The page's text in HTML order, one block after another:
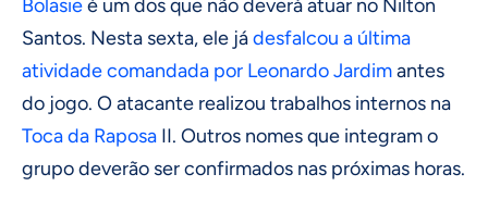
Bolasieé um dos que não deverá atuar no Nilton
Santos. Nesta sexta, ele jádesfalcou a última
atividade comandada por Leonardo Jardimantes
do jogo. O atacante realizou trabalhos internos na
Toca da Raposa II. Outros nomes que integram o
grupo deverão ser confirmados nas próximas horas.